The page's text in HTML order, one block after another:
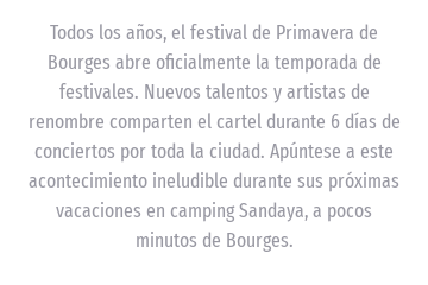
Todos los años, el festival de Primavera de
Bourges abre oficialmente la temporada de
festivales. Nuevos talentos y artistas de
renombre comparten el cartel durante 6 días de
conciertos por toda la ciudad. Apúntese a este
acontecimiento ineludible durante sus próximas
vacaciones en camping Sandaya, a pocos
minutos de Bourges.